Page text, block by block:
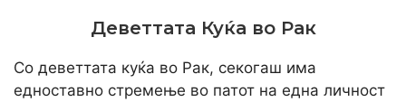
Деветтата Куќа во Рак
Со деветтата куќа во Рак, секогаш има
едноставно стремење во патот на една личност